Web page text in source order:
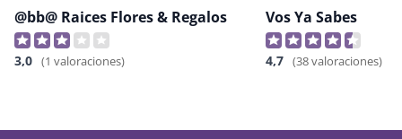
@bb@ Raices Flores & Regalos
3,0 (1 valoraciones)
Vos Ya Sabes
4,7 (38 valoraciones)